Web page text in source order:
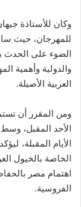
وكان للأستاذة
للمهرجان، حيث
الضوء على الحدث
والدولية وأهمية
العربية الأصيلة.
ومن المقرر أن
الأحد المقبل،
الأيام المقبلة،
الخاصة بالخيول
اهتمام مصر
الفروسية.